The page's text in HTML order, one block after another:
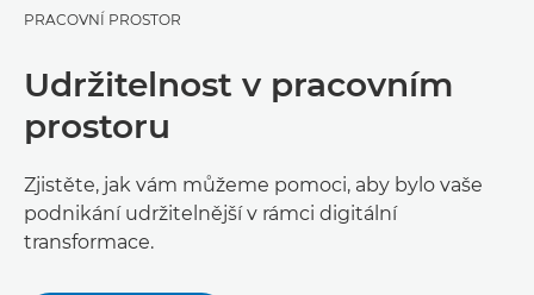
PRACOVNÍ PROSTOR
Udržitelnost v pracovním
prostoru
Zjistěte, jak vám můžeme pomoci, aby bylo vaše
podnikání udržitelnější v rámci digitální
transformace.